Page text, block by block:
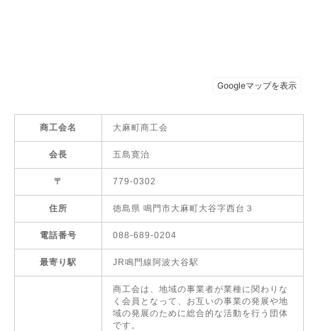
商工会名 大麻町商工会
会長 五島寛治
〒 779-0302
住所 徳島県 鳴門市大麻町大谷字西台３
電話番号 088-689-0204
最寄り駅 JR鳴門線阿波大谷駅
商工会は、地域の事業者が業種に関わりな
く会員となって、お互いの事業の発展や地
域の発展のために総合的な活動を行う団体
です。